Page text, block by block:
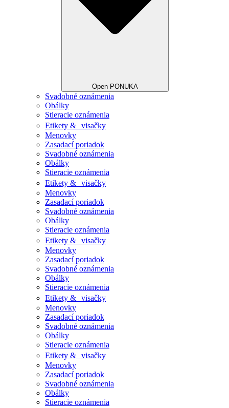
Open PONUKA
Svadobné oznámenia
Obálky
Stieracie oznámenia
Etikety & visačky
Menovky
Zasadací poriadok
Svadobné oznámenia
Obálky
Stieracie oznámenia
Etikety & visačky
Menovky
Zasadací poriadok
Svadobné oznámenia
Obálky
Stieracie oznámenia
Etikety & visačky
Menovky
Zasadací poriadok
Svadobné oznámenia
Obálky
Stieracie oznámenia
Etikety & visačky
Menovky
Zasadací poriadok
Svadobné oznámenia
Obálky
Stieracie oznámenia
Etikety & visačky
Menovky
Zasadací poriadok
Svadobné oznámenia
Obálky
Stieracie oznámenia